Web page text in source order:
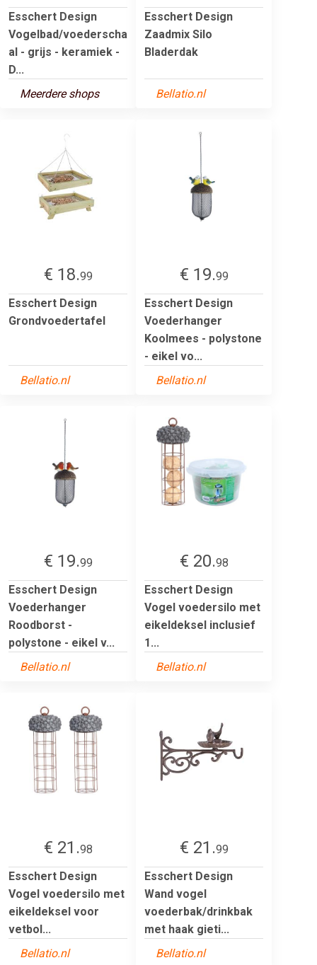
Esschert Design
Vogelbad/voederscha
al - grijs - keramiek -
D...
Meerdere shops
Esschert Design
Zaadmix Silo
Bladerdak
Bellatio.nl
€ 18.99
Esschert Design
Grondvoedertafel
Bellatio.nl
€ 19.99
Esschert Design
Voederhanger
Koolmees - polystone
- eikel vo...
Bellatio.nl
€ 19.99
Esschert Design
Voederhanger
Roodborst -
polystone - eikel v...
Bellatio.nl
€ 20.98
Esschert Design
Vogel voedersilo met
eikeldeksel inclusief
1...
Bellatio.nl
€ 21.98
Esschert Design
Vogel voedersilo met
eikeldeksel voor
vetbol...
Bellatio.nl
€ 21.99
Esschert Design
Wand vogel
voederbak/drinkbak
met haak gieti...
Bellatio.nl